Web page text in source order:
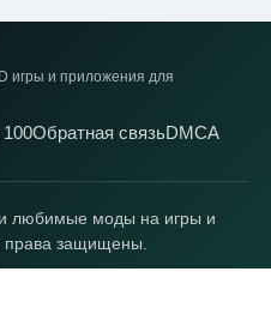
игры и приложения для
100Обратная связьDMCA
любимые моды на игры и
защищены.